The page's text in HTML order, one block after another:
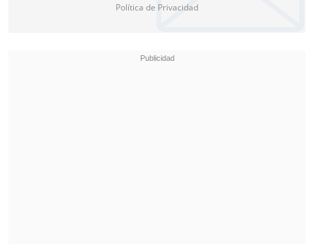
Política de Privacidad